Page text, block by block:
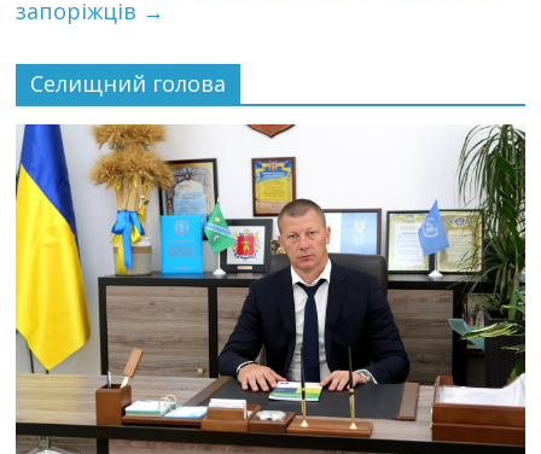
запоріжців →
Селищний голова